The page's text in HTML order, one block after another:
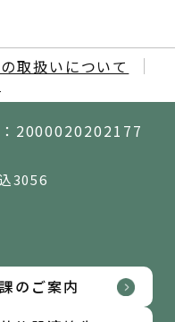
取扱いについて
2000020202177
3056
のご案内